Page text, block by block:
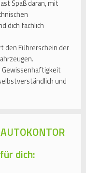
Spaß daran, mit
dich fachlich
den Führerschein der
Gewissenhaftigkeit
und
dich: